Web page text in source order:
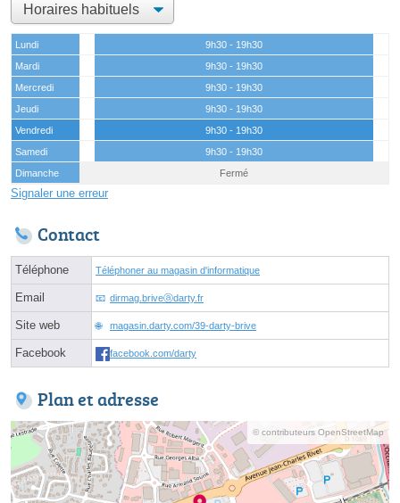
Lundi
9h30 - 19h30
Mardi
9h30 - 19h30
Mercredi
9h30 - 19h30
Jeudi
9h30 - 19h30
Vendredi
9h30 - 19h30
Samedi
9h30 - 19h30
Dimanche
Fermé
Signaler une erreur
Contact
Téléphone Téléphoner au magasin d'informatique
Email dirmag.briveⓐdarty.fr
Site web magasin.darty.com/39-darty-brive
Facebook facebook.com/darty
Plan et adresse
© contributeurs OpenStreetMap